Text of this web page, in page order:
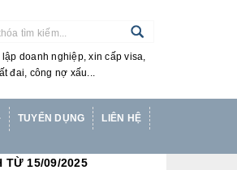
doanh nghiệp, xin cấp visa,
đai, công nợ xấu...
TUYỂN DỤNG LIÊN HỆ
TỪ 15/09/2025